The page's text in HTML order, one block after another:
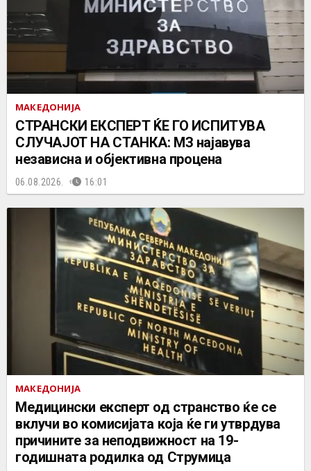
МАКЕДОНИЈА
СТРАНСКИ ЕКСПЕРТ ЌЕ ГО ИСПИТУВА
СЛУЧАЈОТ НА СТАНКА: МЗ најавува
независна и објективна процена
06.08.2026. 16:01
МАКЕДОНИЈА
Медицински експерт од странство ќе се
вклучи во комисијата која ќе ги утврдува
причините за неподвижност на 19-
годишната родилка од Струмица